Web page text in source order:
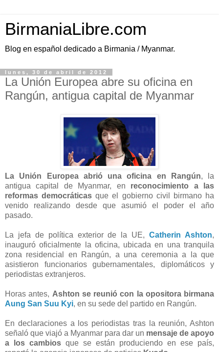
BirmaniaLibre.com
Blog en español dedicado a Birmania / Myanmar.
lunes, 30 de abril de 2012
La Unión Europea abre su oficina en
Rangún, antigua capital de Myanmar
La Unión Europea abrió una oficina en Rangún, la
antigua capital de Myanmar, en reconocimiento a las
reformas democráticas que el gobierno civil birmano ha
venido realizando desde que asumió el poder el año
pasado.
La jefa de política exterior de la UE,Catherin Ashton,
inauguró oficialmente la oficina, ubicada en una tranquila
zona residencial en Rangún, a una ceremonia a la que
asistieron funcionarios gubernamentales, diplomáticos y
periodistas extranjeros.
Horas antes, Ashton se reunió con la opositora birmana
Aung San Suu Kyi, en su sede del partido en Rangún.
En declaraciones a los periodistas tras la reunión, Ashton
señaló que viajó a Myanmar para dar un mensaje de apoyo
a los cambios que se están produciendo en ese país,